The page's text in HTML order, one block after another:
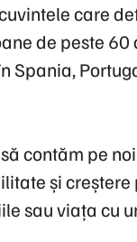
care
de peste
Spania,
contăm pe
și
sau viața cu